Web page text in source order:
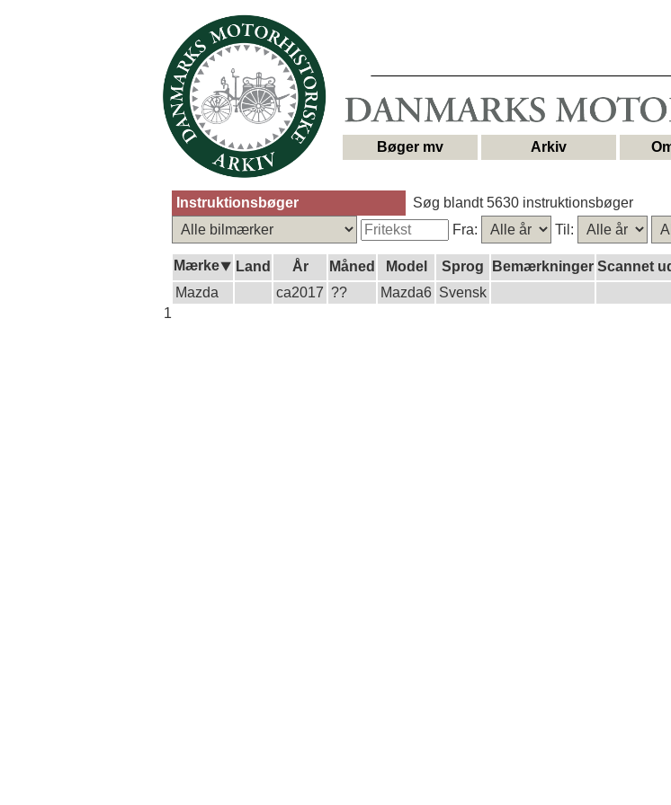
Bøger mv Arkiv
Instruktionsbøger
Søg blandt 5630 instruktionsbøger
Fra:
Til:
Mærke⯆ Land År Måned Model Sprog Bemærkninger Scannet
Mazda
ca2017 ?? Mazda6 Svensk
1